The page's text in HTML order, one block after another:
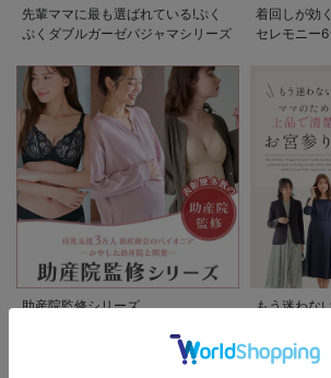
お買い物を続ける カート
RELATED ITEMS
関連商品
1
先輩ママに最も選ばれている!ぷく
ぷくダブルガーゼパジャマシリーズ
着回しが効
セレモニー
助産院監修シリーズ
もう迷わな